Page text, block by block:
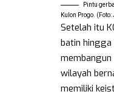
Pintu
Kulon Progo.
Setelah itu
batin
membangun
wilayah
memiliki